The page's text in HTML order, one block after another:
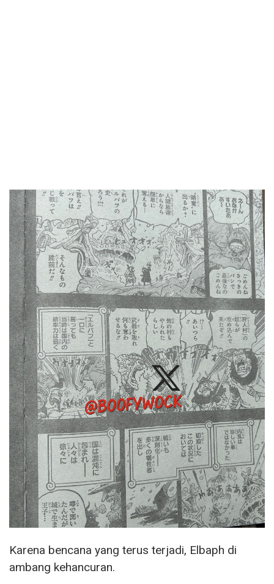
Karena bencana yang terus terjadi, Elbaph di
ambang kehancuran.